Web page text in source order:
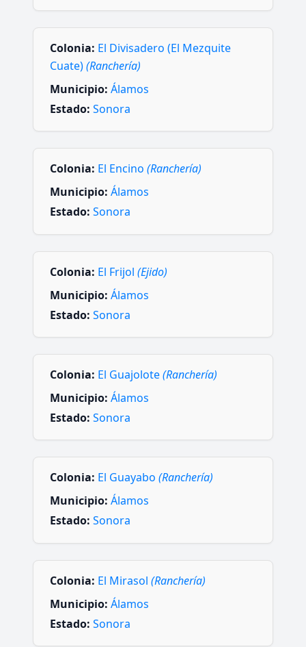
Colonia: El Divisadero (El Mezquite
Cuate)(Ranchería)
Municipio: Álamos
Estado: Sonora
Colonia: El Encino (Ranchería)
Municipio: Álamos
Estado: Sonora
Colonia: El Frijol (Ejido)
Municipio: Álamos
Estado: Sonora
Colonia: El Guajolote(Ranchería)
Municipio: Álamos
Estado: Sonora
Colonia: El Guayabo (Ranchería)
Municipio: Álamos
Estado: Sonora
Colonia: El Mirasol (Ranchería)
Municipio: Álamos
Estado: Sonora